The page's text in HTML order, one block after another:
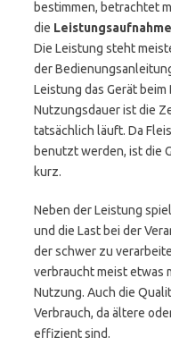
bestimmen, betrachtet
die
Die Leistung steht
der
Leistung das Gerät
Nutzungsdauer ist die
tatsächlich läuft. Da
benutzt werden, ist die
kurz.
Neben der Leistung
und die Last bei der
der schwer zu
verbraucht meist etwas
Nutzung. Auch die
Verbrauch, da ältere
effizient sind.